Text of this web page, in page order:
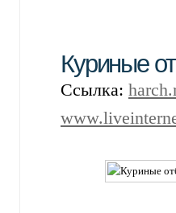
Куриные
Ссылка: